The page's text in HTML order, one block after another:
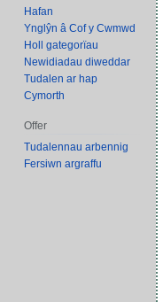
Hafan
Ynglŷn â Cof y Cwmwd
Holl gategorïau
Newidiadau diweddar
Tudalen ar hap
Cymorth
Offer
Tudalennau arbennig
Fersiwn argraffu